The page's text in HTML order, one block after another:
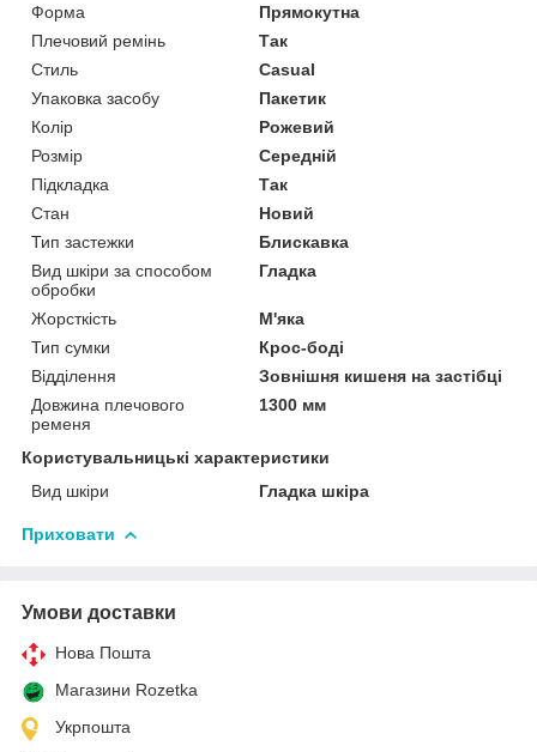
Форма
Прямокутна
Плечовий ремінь
Так
Стиль
Casual
Упаковка засобу
Пакетик
Колір
Рожевий
Розмір
Середній
Підкладка
Так
Стан
Новий
Тип застежки
Блискавка
Вид шкіри за способом
обробки
Гладка
Жорсткість
М'яка
Тип сумки
Крос-боді
Відділення
Зовнішня кишеня на застібці
Довжина плечового
ременя
1300 мм
Користувальницькі характеристики
Вид шкіри
Гладка шкіра
Приховати
Умови доставки
Нова Пошта
Магазини Rozetka
Укрпошта